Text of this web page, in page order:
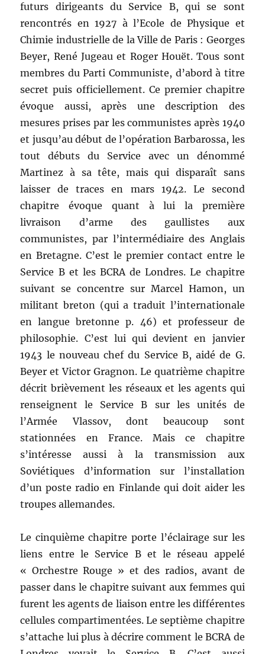
futurs dirigeants du Service B, qui se sont
rencontrés en 1927 à l’Ecole de Physique et
Chimie industrielle de la Ville de Paris : Georges
Beyer, René Jugeau et Roger Houët. Tous sont
membres du Parti Communiste, d’abord à titre
secret puis officiellement. Ce premier chapitre
évoque aussi, après une description des
mesures prises par les communistes après 1940
et jusqu’au début de l’opération Barbarossa, les
tout débuts du Service avec un dénommé
Martinez à sa tête, mais qui disparaît sans
laisser de traces en mars 1942. Le second
chapitre évoque quant à lui la première
livraison d’arme des gaullistes aux
communistes, par l’intermédiaire des Anglais
en Bretagne. C’est le premier contact entre le
Service B et les BCRA de Londres. Le chapitre
suivant se concentre sur Marcel Hamon, un
militant breton (qui a traduit l’internationale
en langue bretonne p. 46) et professeur de
philosophie. C’est lui qui devient en janvier
1943 le nouveau chef du Service B, aidé de G.
Beyer et Victor Gragnon. Le quatrième chapitre
décrit brièvement les réseaux et les agents qui
renseignent le Service B sur les unités de
l’Armée Vlassov, dont beaucoup sont
stationnées en France. Mais ce chapitre
s’intéresse aussi à la transmission aux
Soviétiques d’information sur l’installation
d’un poste radio en Finlande qui doit aider les
troupes allemandes.
Le cinquième chapitre porte l’éclairage sur les
liens entre le Service B et le réseau appelé
« Orchestre Rouge » et des radios, avant de
passer dans le chapitre suivant aux femmes qui
furent les agents de liaison entre les différentes
cellules compartimentées. Le septième chapitre
s’attache lui plus à décrire comment le BCRA de